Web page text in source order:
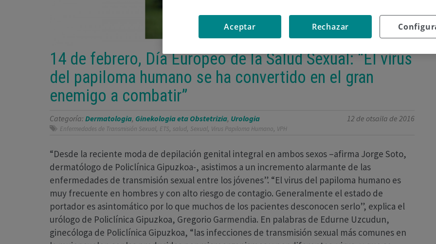
14 de febrero, Día Europeo de la Salud Sexual: “El virus
del papiloma humano se ha convertido en el gran
enemigo a combatir”
Categoría: Dermatologia, Ginekologia eta Obstetrizia, Urologia 12 de otsaila de 2016
Enfermedades de Transmisión Sexual, ETS, salud, Sexual, Virus Papiloma Humano, VPH
“Desde la reciente moda de depilación genital integral en ambos sexos –afirma Jorge Soto,
dermatólogo de Policlínica Gipuzkoa-, asistimos a un incremento alarmante de las
enfermedades de transmisión sexual entre los jóvenes”. “El virus del papiloma humano es
muy frecuente en hombres y con alto riesgo de contagio. Generalmente el estado de
portador es asintomático por lo que muchos de los pacientes desconocen serlo”, explica el
urólogo de Policlínica Gipuzkoa, Gregorio Garmendia. En palabras de Edurne Uzcudun,
ginecóloga de Policlínica Gipuzkoa, “las infecciones de transmisión sexual más comunes en
Rechazar
Aceptar